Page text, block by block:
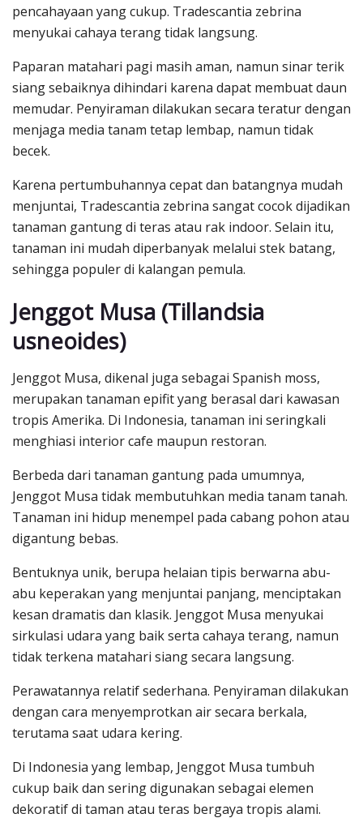
pencahayaan yang cukup. Tradescantia zebrina
menyukai cahaya terang tidak langsung.
Paparan matahari pagi masih aman, namun sinar terik
siang sebaiknya dihindari karena dapat membuat daun
memudar. Penyiraman dilakukan secara teratur dengan
menjaga media tanam tetap lembap, namun tidak
becek.
Karena pertumbuhannya cepat dan batangnya mudah
menjuntai, Tradescantia zebrina sangat cocok dijadikan
tanaman gantung di teras atau rak indoor. Selain itu,
tanaman ini mudah diperbanyak melalui stek batang,
sehingga populer di kalangan pemula.
Jenggot Musa (Tillandsia
usneoides)
Jenggot Musa, dikenal juga sebagai Spanish moss,
merupakan tanaman epifit yang berasal dari kawasan
tropis Amerika. Di Indonesia, tanaman ini seringkali
menghiasi interior cafe maupun restoran.
Berbeda dari tanaman gantung pada umumnya,
Jenggot Musa tidak membutuhkan media tanam tanah.
Tanaman ini hidup menempel pada cabang pohon atau
digantung bebas.
Bentuknya unik, berupa helaian tipis berwarna abu-
abu keperakan yang menjuntai panjang, menciptakan
kesan dramatis dan klasik. Jenggot Musa menyukai
sirkulasi udara yang baik serta cahaya terang, namun
tidak terkena matahari siang secara langsung.
Perawatannya relatif sederhana. Penyiraman dilakukan
dengan cara menyemprotkan air secara berkala,
terutama saat udara kering.
Di Indonesia yang lembap, Jenggot Musa tumbuh
cukup baik dan sering digunakan sebagai elemen
dekoratif di taman atau teras bergaya tropis alami.